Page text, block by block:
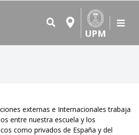
UPM
externas e Internacionales trabaja
entre nuestra escuela y los
como privados de España y del